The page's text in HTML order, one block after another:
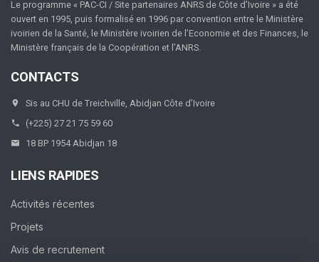
Le programme « PAC-CI / Site partenaires ANRS de Côte d’Ivoire » a été
ouvert en 1995, puis formalisé en 1996 par convention entre le Ministère
ivoirien de la Santé, le Ministère ivoirien de l’Economie et des Finances, le
Ministère français de la Coopération et l’ANRS.
CONTACTS
Sis au CHU de Treichville, Abidjan Côte d’Ivoire
(+225) 27 21 75 59 60
18 BP 1954 Abidjan 18
LIENS RAPIDES
Activités récentes
Projets
Avis de recrutement